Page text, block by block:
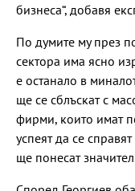
бизнеса“, добавя
По думите му през
сектора има ясно
е останало в
ще се сблъскат с
фирми, които имат
успеят да се
ще понесат